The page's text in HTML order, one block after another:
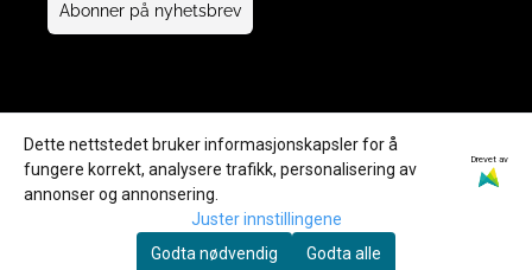
Abonner på nyhetsbrev
Ⓒ 2022 Home Living AS
Dette nettstedet bruker informasjonskapsler for å
fungere korrekt, analysere trafikk, personalisering av
annonser og annonsering.
Drevet av
Juster innstillingene
Godta nødvendig
Godta alle